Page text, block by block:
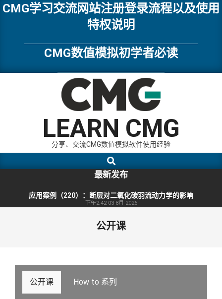
Skip
CMG学习交流网站注册登录流程以及使用
特权说明
CMG数值模拟初学者必读
LEARN CMG
分享、交流CMG数值模拟软件使用经验
Navigation
Search
最新发布
应用案例（220）：断层对二氧化碳羽流动力学的影响
下午2:42 03 8月 2026
公开课
公开课 How to 系列